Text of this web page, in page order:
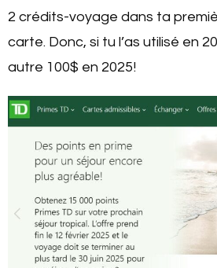
2 crédits-voyage dans ta
carte. Donc, si tu l’as utilisé en
autre 100$ en 2025!